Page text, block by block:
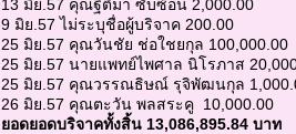
13 มิย.57 คุณฐิติมา ซับซ้อน 2,000.00
9 มิย.57 ไม่ระบุชื่อผู้บริจาค 200.00
25 มิย.57 คุณวันชัย ช่อใชยกุล 100,000.00
25 มิย.57 นายแพทย์ไพศาล นิโรภาส
25 มิย.57 คุณวรรณธิษณ์ รุจิพัฒนกุล
26 มิย.57 คุณตะวัน พลสระคู 10,000.00
ยอดยอดบริจาคทั้งสิ้น 13,086,895.84 บาท